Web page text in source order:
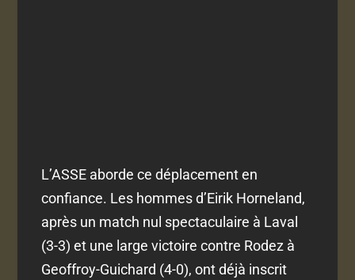
L’ASSE aborde ce déplacement en
confiance. Les hommes d’Eirik Horneland,
après un match nul spectaculaire à Laval
(3-3) et une large victoire contre Rodez à
Geoffroy-Guichard (4-0), ont déjà inscrit